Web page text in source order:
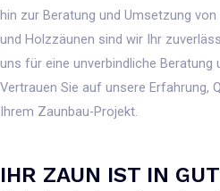
hin zur Beratung und Umsetzung
und Holzzäunen sind wir Ihr
uns für eine unverbindliche Beratung
Vertrauen Sie auf unsere Erfahrung,
Ihrem Zaunbau-Projekt.
IHR ZAUN IST IN